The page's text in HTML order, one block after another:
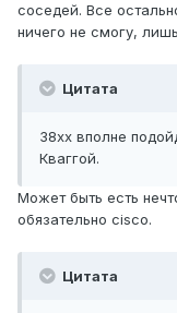
соседей. Все
ничего не смогу,
Цитата
38хх вполне
Кваггой.
Может быть есть
обязательно cisco.
Цитата